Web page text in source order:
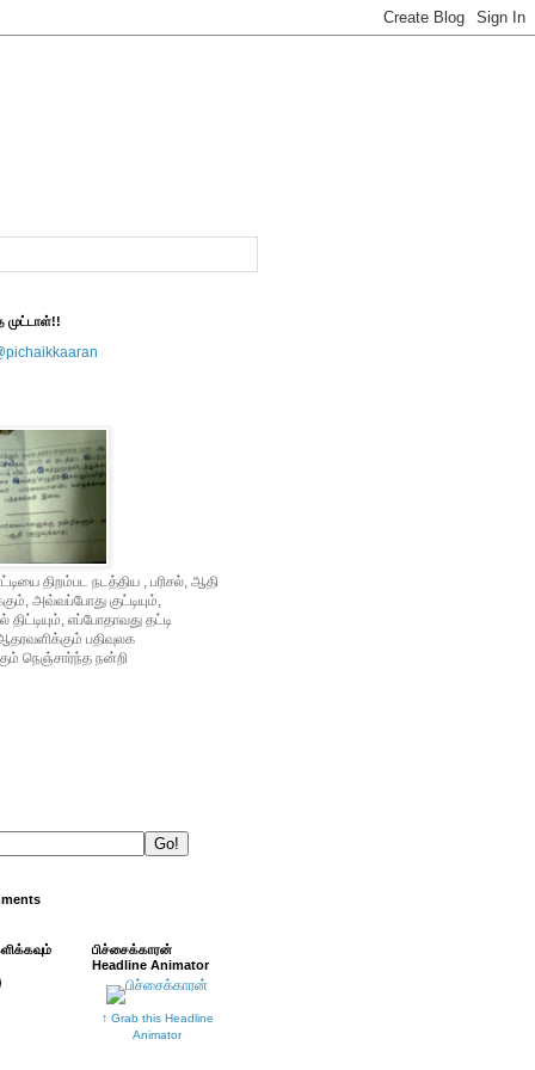
முட்டாள்!!
திறம்பட நடத்திய , பரிசல், ஆதி
அவ்வப்போது குட்டியும்,
எப்போதாவது தட்டி
பதிவுலக
நெஞ்சார்ந்த நன்றி
பிச்சைக்காரன்
Headline Animator
↑ Grab this Headline
Animator